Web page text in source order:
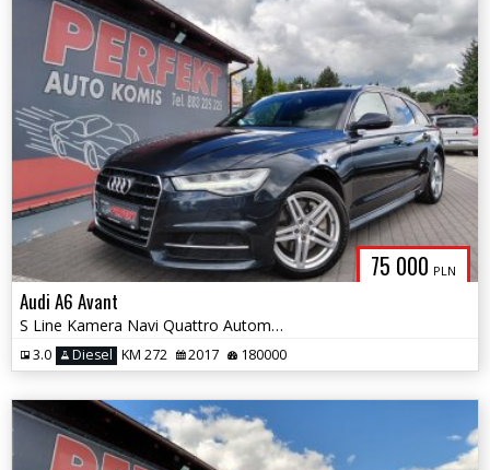
75 000 PLN
Audi A6 Avant
S Line Kamera Navi Quattro Automat Matrix
3.0 Diesel KM 272 2017 180000